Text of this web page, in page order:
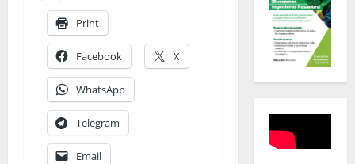
Print
Facebook X
WhatsApp
Telegram
Email